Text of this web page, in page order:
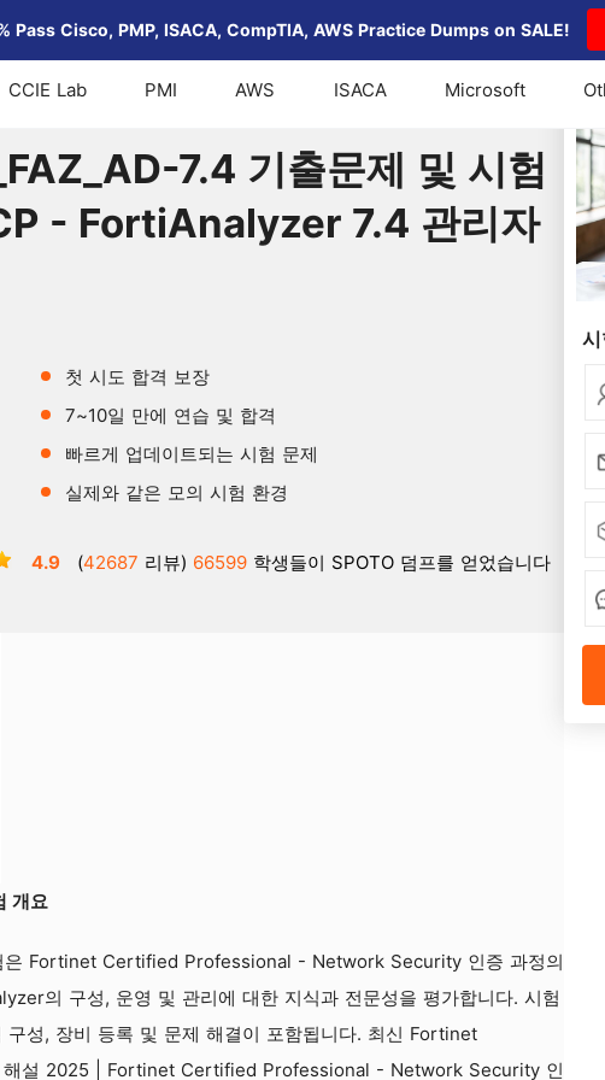
Pass Cisco, PMP, ISACA, CompTIA, AWS Practice Dumps on SALE!
CCIE Lab PMI AWS ISACA Microsoft
7.4 기출문제 및 시험 문제 2026, FCP - FortiAnalyzer
7.4 기출문제 및 시험
- FortiAnalyzer 7.4 관리자
첫 시도 합격 보장
7~10일 만에 연습 및 합격
빠르게 업데이트되는 시험 문제
실제와 같은 모의 시험 환경
4.9 (42687 리뷰) 66599 학생들이 SPOTO 덤프를 얻었습니다
개요
은 Fortinet Certified Professional - Network Security 인증 과정의
의 구성, 운영 및 관리에 대한 지식과 전문성을 평가합니다. 시험
구성, 장비 등록 및 문제 해결이 포함됩니다. 최신 Fortinet
해설 2025 | Fortinet Certified Professional - Network Security 인